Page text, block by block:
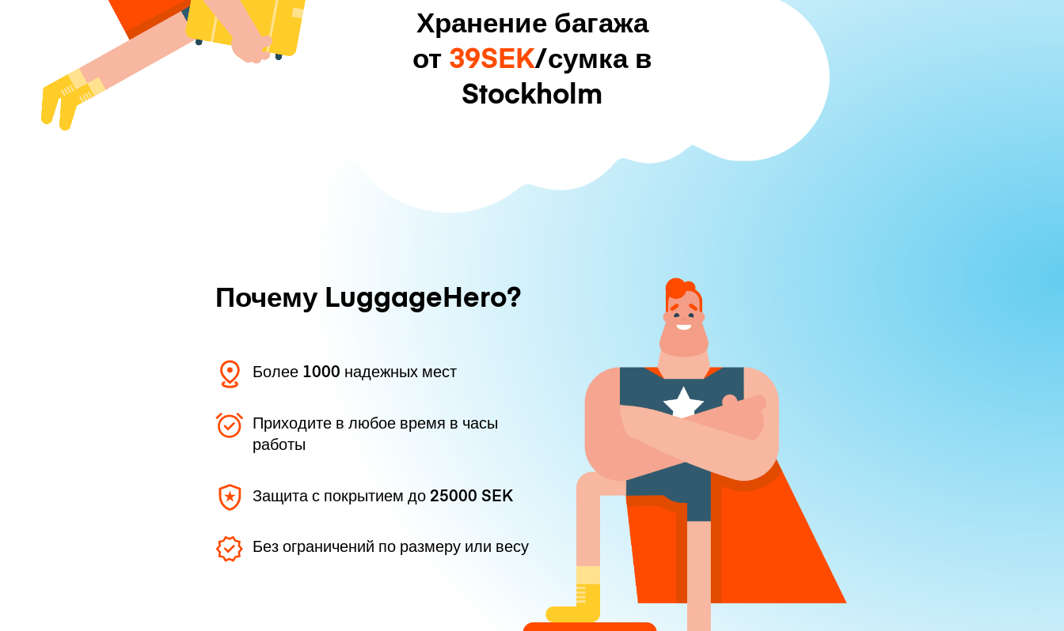
Хранение багажа
от 39SEK/сумка в
Stockholm
Почему LuggageHero?
Более 1000 надежных мест
Приходите в любое время в часы
работы
Защита с покрытием до 25000 SEK
Без ограничений по размеру или весу